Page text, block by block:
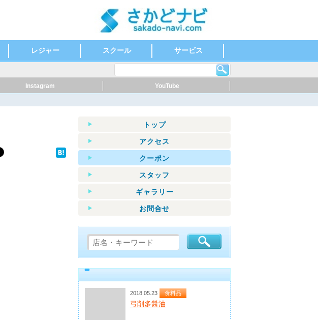
レジャー スクール サービス
Instagram YouTube
トップ
アクセス
クーポン
スタッフ
ギャラリー
お問合せ
2018.05.23 食料品
弓削多醤油